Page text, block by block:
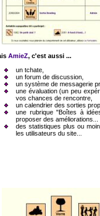
AmieZ, c'est aussi ...
un tchate,
un forum de discussion,
un système de messagerie
une évaluation (un peu
vos chances de rencontre,
un calendrier des sorties
une rubrique "Boîtes à
proposer des améliorations...
des statistiques plus ou
les utilisateurs du site...